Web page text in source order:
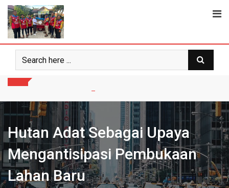
Skip
content
Hutan Adat Sebagai Upaya
Mengantisipasi Pembukaan
Lahan Baru